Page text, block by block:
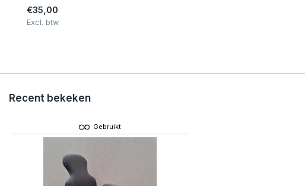
€35,00
Excl. btw
Recent bekeken
Gebruikt